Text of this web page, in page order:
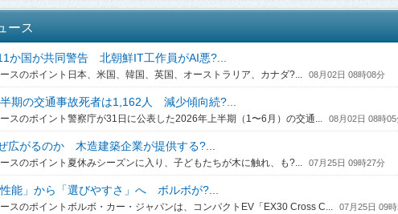
ース
か国が共同警告 北朝鮮IT工作員がAI悪?...
スのポイント日本、米国、韓国、英国、オーストラリア、カナダ?... 08月02日 08時08分
期の交通事故死者は1,162人 減少傾向続?...
スのポイント警察庁が31日に公表した2026年上半期（1〜6月）の交通... 08月02日 08時05
広がるのか 木造建築企業が提供する?...
スのポイント夏休みシーズンに入り、子どもたちが木に触れ、も?... 07月25日 09時27分
能」から「選びやすさ」へ ボルボが?...
スのポイントボルボ・カー・ジャパンは、コンパクトEV「EX30 Cross C... 07月25日 09